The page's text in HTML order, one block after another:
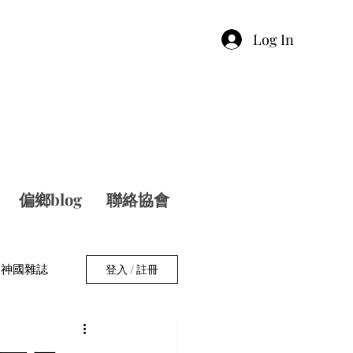
Log In
偏鄉blog 聯絡協會
神國雜誌 登入 / 註冊